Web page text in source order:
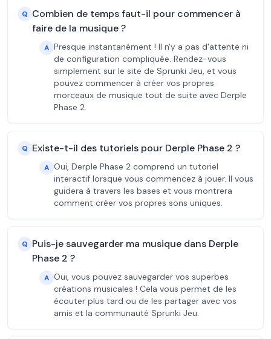
Q Combien de temps faut-il pour commencer à
faire de la musique ?
A Presque instantanément ! Il n'y a pas d'attente ni
de configuration compliquée. Rendez-vous
simplement sur le site de Sprunki Jeu, et vous
pouvez commencer à créer vos propres
morceaux de musique tout de suite avec Derple
Phase 2.
Q Existe-t-il des tutoriels pour Derple Phase 2 ?
A Oui, Derple Phase 2 comprend un tutoriel
interactif lorsque vous commencez à jouer. Il vous
guidera à travers les bases et vous montrera
comment créer vos propres sons uniques.
Q Puis-je sauvegarder ma musique dans Derple
Phase 2 ?
A Oui, vous pouvez sauvegarder vos superbes
créations musicales ! Cela vous permet de les
écouter plus tard ou de les partager avec vos
amis et la communauté Sprunki Jeu.